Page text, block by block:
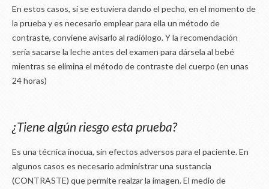
En estos casos, si se estuviera dando el pecho, en el momento de
la prueba y es necesario emplear para ella un método de
contraste, conviene avisarlo al radiólogo. Y la recomendación
sería sacarse la leche antes del examen para dársela al bebé
mientras se elimina el método de contraste del cuerpo (en unas
24 horas)
¿Tiene algún riesgo esta prueba?
Es una técnica inocua, sin efectos adversos para el paciente. En
algunos casos es necesario administrar una sustancia
(CONTRASTE) que permite realzar la imagen. El medio de